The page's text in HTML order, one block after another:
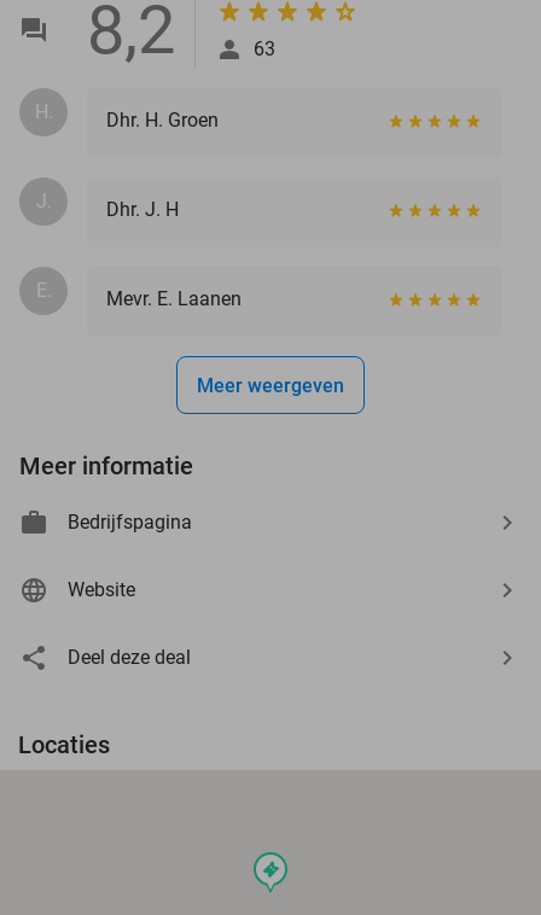
8,2 63
H. Dhr. H. Groen
J. Dhr. J. H
E. Mevr. E. Laanen
Meer weergeven
Meer informatie
Bedrijfspagina
Website
Deel deze deal
Locaties
events